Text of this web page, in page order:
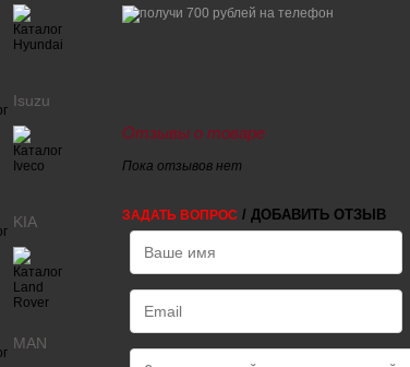
Отзывы о товаре
Пока отзывов нет
ЗАДАТЬ ВОПРОС / ДОБАВИТЬ ОТЗЫВ
Isuzu
KIA
MAN